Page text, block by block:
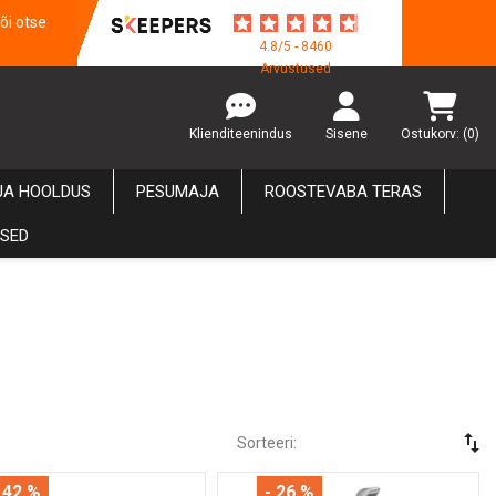
otse
4.8/5 - 8460
Arvustused
Klienditeenindus Sisene Ostukorv: (0)
HOOLDUS PESUMAJA ROOSTEVABA TERAS
Sorteeri: swap_vert